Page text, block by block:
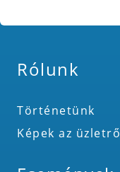
Rólunk
Történetünk
Képek az